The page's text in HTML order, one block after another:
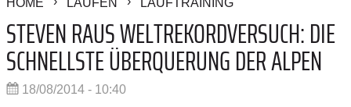
HOME LAUFEN LAUFTRAINING
STEVEN RAUS WELTREKORDVERSUCH: DIE
SCHNELLSTE ÜBERQUERUNG DER ALPEN
18/08/2014 - 10:40